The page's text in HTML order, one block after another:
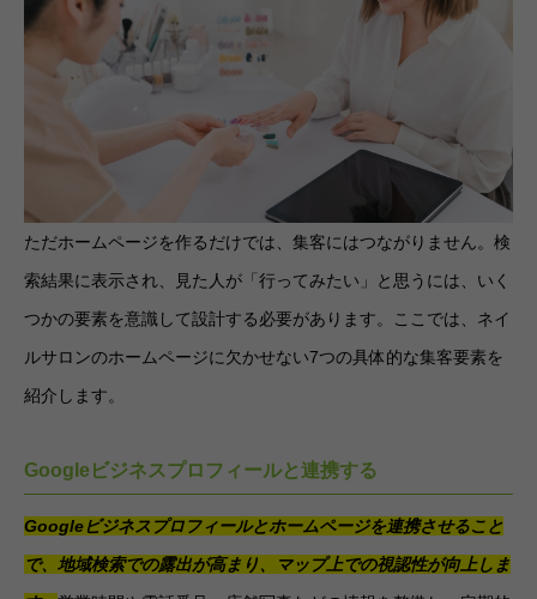
ただホームページを作るだけでは、集客にはつながりません。検
索結果に表示され、見た人が「行ってみたい」と思うには、いく
つかの要素を意識して設計する必要があります。ここでは、ネイ
ルサロンのホームページに欠かせない7つの具体的な集客要素を
紹介します。
Googleビジネスプロフィールと連携する
Googleビジネスプロフィールとホームページを連携させること
で、地域検索での露出が高まり、マップ上での視認性が向上しま